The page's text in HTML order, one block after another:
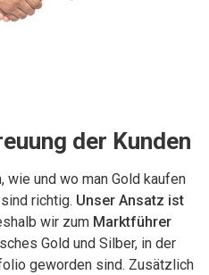
der Kunden
und wo man Gold kaufen
richtig. Unser Ansatz ist
wir zum Marktführer
Gold und Silber, in der
geworden sind. Zusätzlich